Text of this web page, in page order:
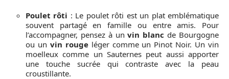
Poulet rôti : Le poulet rôti est un plat emblématique
souvent partagé en famille ou entre amis. Pour
l’accompagner, pensez à unvin blanc de Bourgogne
ou un vin rougeléger comme un Pinot Noir. Un vin
moelleux comme un Sauternes peut aussi apporter
une touche sucrée qui contraste avec la peau
croustillante.